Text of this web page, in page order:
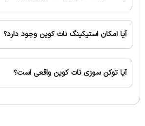
آیا امکان استیکینگ نات کوین وجود دارد؟
آیا توکن سوزی نات کوین واقعی است؟